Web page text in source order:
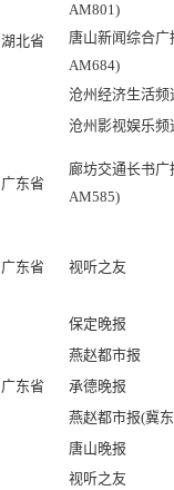
湖北省
AM801)
唐山新闻综合广
AM684)
沧州经济生活频
沧州影视娱乐频
广东省
廊坊交通长书广
AM585)
广东省 视听之友
广东省
保定晚报
燕赵都市报
承德晚报
燕赵都市报(冀
唐山晚报
视听之友